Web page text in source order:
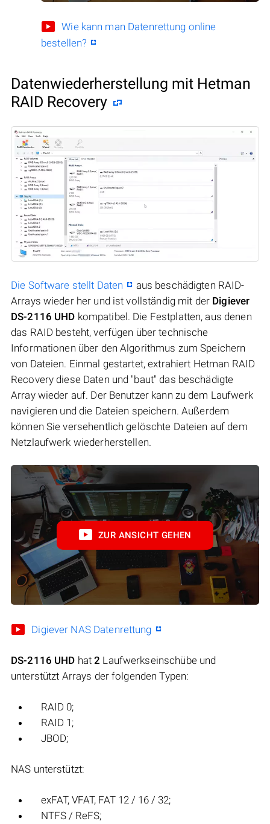
Wie kann man Datenrettung online
bestellen?
Datenwiederherstellung mit Hetman
RAID Recovery
Die Software stellt Daten
aus beschädigten RAID-
Arrays wieder her und ist vollständig mit der Digiever
DS-2116 UHD kompatibel. Die Festplatten, aus denen
das RAID besteht, verfügen über technische
Informationen über den Algorithmus zum Speichern
von Dateien. Einmal gestartet, extrahiert Hetman RAID
Recovery diese Daten und "baut" das beschädigte
Array wieder auf. Der Benutzer kann zu dem Laufwerk
navigieren und die Dateien speichern. Außerdem
können Sie versehentlich gelöschte Dateien auf dem
Netzlaufwerk wiederherstellen.
ZUR ANSICHT GEHEN
Digiever NAS Datenrettung
DS-2116 UHD hat2 Laufwerkseinschübe und
unterstützt Arrays der folgenden Typen:
RAID 0;
RAID 1;
JBOD;
NAS unterstützt:
exFAT, VFAT, FAT 12 / 16 / 32;
NTFS / ReFS;